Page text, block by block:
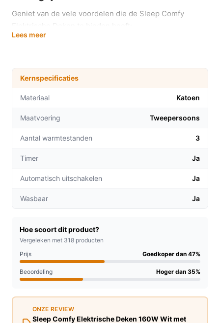
Geniet van de vele voordelen die de Sleep Comfy
zowel frisse nachten als een gezellige avond op de
bank.
Wasbaar op 30°C:
Maak je geen zorgen over
zorgt voor een hygiënische en zorgeloze ervaring.
gemoedsrust met de timerfunctie die de deken
automatisch uitschakelt na een ingestelde tijd,
Deze elektrische deken is perfect voor iedereen die op
koude slaper bent, behoefte hebt aan ontspanning na
een lange dag of simpelweg een gezellige sfeer wilt
creëren in je woonkamer, de Sleep Comfy Deken is de
ideale keuze.
De Sleep Comfy Elektrische Deken onderscheidt zich
van andere dekens op de markt door zijn unieke
Lees meer
Kernspecificaties
Materiaal Katoen
Maatvoering Tweepersoons
Aantal warmtestanden 3
Timer Ja
Automatisch uitschakelen Ja
Wasbaar Ja
Hoe scoort dit product?
Vergeleken met 318 producten
Prijs
Goedkoper dan 47%
Beoordeling Hoger dan 35%
ONZE REVIEW
Sleep Comfy Elektrische Deken 160W Wit met